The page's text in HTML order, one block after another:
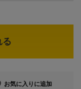
る
お気に入りに追加